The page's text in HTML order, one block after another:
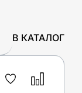
В КАТАЛОГ